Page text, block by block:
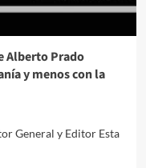
Alberto Prado
y menos con la
General y Editor Esta